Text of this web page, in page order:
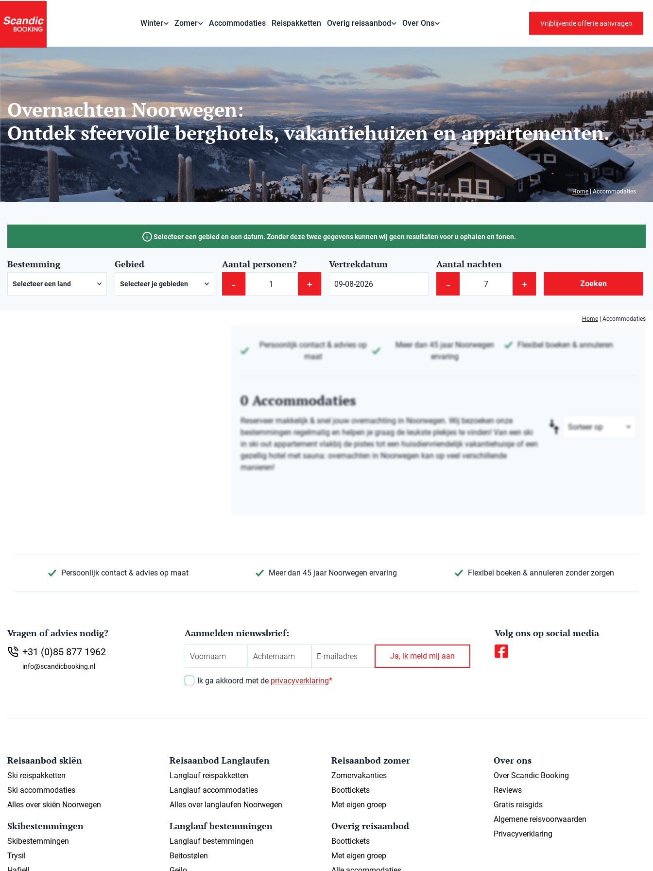
Winter Zomer Accommodaties Reispakketten Overig reisaanbod Over Ons Vrijblijvende offerte aanvragen
Overnachten Noorwegen:
Ontdek sfeervolle berghotels, vakantiehuizen en appartementen.
Home|Accommodaties
i Selecteer een gebied en een datum. Zonder deze twee gegevens kunnen wij geen resultaten voor u ophalen en tonen.
Bestemming
Selecteer een land
Gebied
Selecteer je gebieden
Aantal personen?
- +
Vertrekdatum Aantal nachten
- + Zoeken
Home Accommodaties
Persoonlijk contact & advies op
maat
Meer dan 45 jaar Noorwegen
ervaring
Flexibel boeken & annuleren
0Accommodaties
Reserveer makkelijk & snel jouw overnachting in Noorwegen. Wij bezoeken onze
bestemmingen regelmatig en helpen je graag de leukste plekjes te vinden! Van een ski
in ski out appartement vlakbij de pistes tot een huisdiervriendelijk vakantiehuisje of een
gezellig hotel met sauna: overnachten in Noorwegen kan op veel verschillende
manieren!
Persoonlijk contact & advies op maat Meer dan 45 jaar Noorwegen ervaring Flexibel boeken & annuleren zonder zorgen
Vragen of advies nodig?
+31 (0)85 877 1962
info@scandicbooking.nl
Aanmelden nieuwsbrief:
Ik ga akkoord met de privacyverklaring*
Volg ons op social media
Reisaanbod skiën
Ski reispakketten
Ski accommodaties
Alles over skiën Noorwegen
Skibestemmingen
Skibestemmingen
Trysil
Reisaanbod Langlaufen
Langlauf reispakketten
Langlauf accommodaties
Alles over langlaufen Noorwegen
Langlauf bestemmingen
Langlauf bestemmingen
Beitostølen
Reisaanbod zomer
Zomervakanties
Boottickets
Met eigen groep
Overig reisaanbod
Boottickets
Met eigen groep
Over ons
Over Scandic Booking
Reviews
Gratis reisgids
Algemene reisvoorwaarden
Privacyverklaring